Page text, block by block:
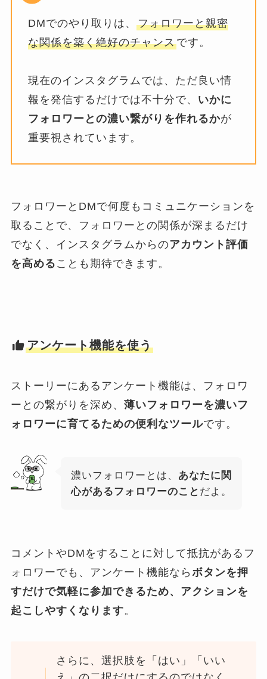
DMでのやり取りは、 フォロワーと親密
な関係を築く絶好のチャンスです。
現在のインスタグラムでは、ただ良い情
報を発信するだけでは不十分で、 いかに
フォロワーとの濃い繋がりを作れるかが
重要視されています。
フォロワーとDMで何度もコミュニケーションを
取ることで、フォロワーとの関係が深まるだけ
でなく、インスタグラムからのアカウント評価
を高める ことも期待できます。
アンケート機能を使う
ストーリーにあるアンケート機能は、フォロワ
ーとの繋がりを深め、 薄いフォロワーを濃いフ
ォロワーに育てるための便利なツールです。
濃いフォロワーとは、 あなたに関
心があるフォロワーのこと だよ。
コメントやDMをすることに対して抵抗があるフ
ォロワーでも、アンケート機能なら ボタンを押
すだけで気軽に参加できるため、アクションを
起こしやすくなります。
さらに、選択肢を「はい」「いい